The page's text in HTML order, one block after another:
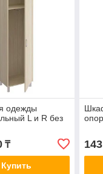
одежды
L и R без
₸
Купить